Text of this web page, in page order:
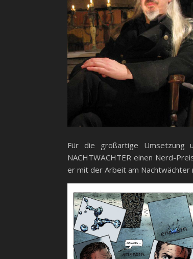
Für die großartige Umsetzung
NACHTWÄCHTER einen Nerd-
er mit der Arbeit am